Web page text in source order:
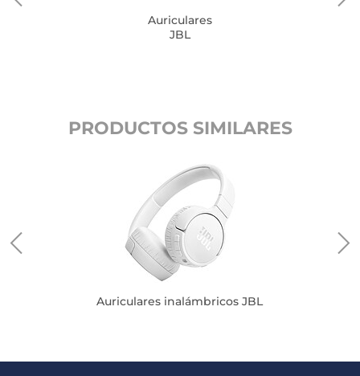
Auriculares
JBL
PRODUCTOS SIMILARES
Auriculares inalámbricos JBL